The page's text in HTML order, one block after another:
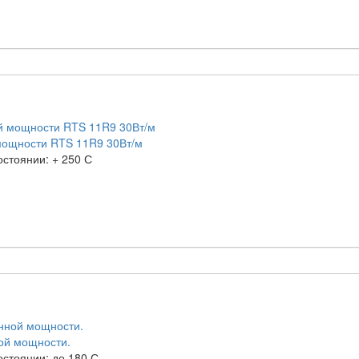
RTS 11R9 30Вт/м
+ 250 С
мощности.